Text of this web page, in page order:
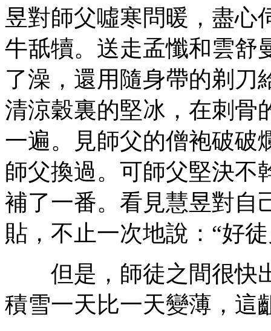
昱對師父噓寒問暖，盡心
牛舐犢。送走孟懺和雲舒
了澡，還用隨身帶的剃刀
清涼穀裏的堅冰，在刺骨
一遍。見師父的僧袍破破
師父換過。可師父堅決不
補了一番。看見慧昱對自
貼，不止一次地說：“好
但是，師徒之間很快
積雪一天比一天變薄，這